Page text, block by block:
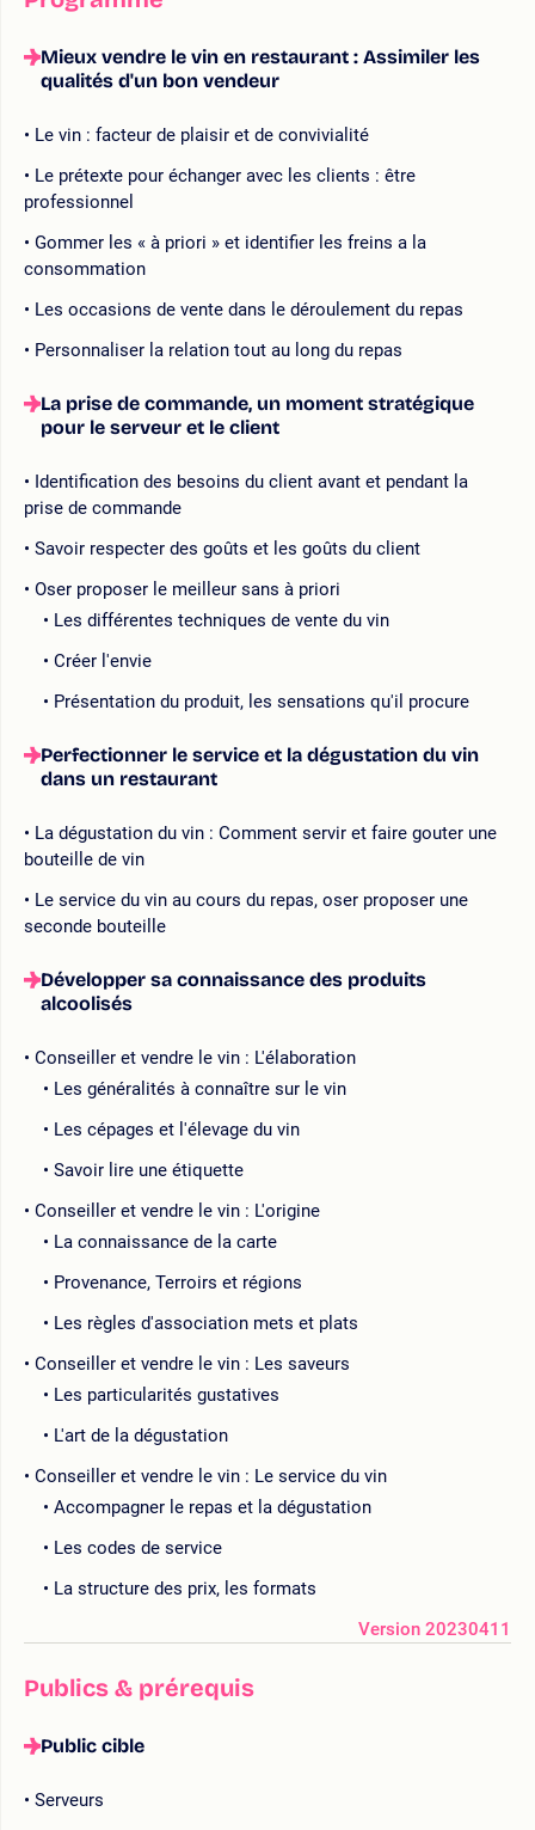
Mieux vendre le vin en restaurant : Assimiler les
qualités d'un bon vendeur
Le vin : facteur de plaisir et de convivialité
Le prétexte pour échanger avec les clients : être
professionnel
Gommer les « à priori » et identifier les freins a la
consommation
Les occasions de vente dans le déroulement du repas
Personnaliser la relation tout au long du repas
La prise de commande, un moment stratégique
pour le serveur et le client
Identification des besoins du client avant et pendant la
prise de commande
Savoir respecter des goûts et les goûts du client
Oser proposer le meilleur sans à priori
Les différentes techniques de vente du vin
Créer l'envie
Présentation du produit, les sensations qu'il procure
Perfectionner le service et la dégustation du vin
dans un restaurant
La dégustation du vin : Comment servir et faire gouter une
bouteille de vin
Le service du vin au cours du repas, oser proposer une
seconde bouteille
Développer sa connaissance des produits
alcoolisés
Conseiller et vendre le vin : L'élaboration
Les généralités à connaître sur le vin
Les cépages et l'élevage du vin
Savoir lire une étiquette
Conseiller et vendre le vin : L'origine
La connaissance de la carte
Provenance, Terroirs et régions
Les règles d'association mets et plats
Conseiller et vendre le vin : Les saveurs
Les particularités gustatives
L'art de la dégustation
Conseiller et vendre le vin : Le service du vin
Accompagner le repas et la dégustation
Les codes de service
La structure des prix, les formats
Version 20230411
Publics & prérequis
Public cible
Serveurs